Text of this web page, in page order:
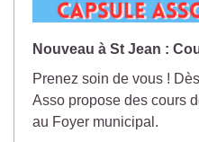
Nouveau à St Jean :
Prenez soin de vous !
Asso propose des cours
au Foyer municipal.